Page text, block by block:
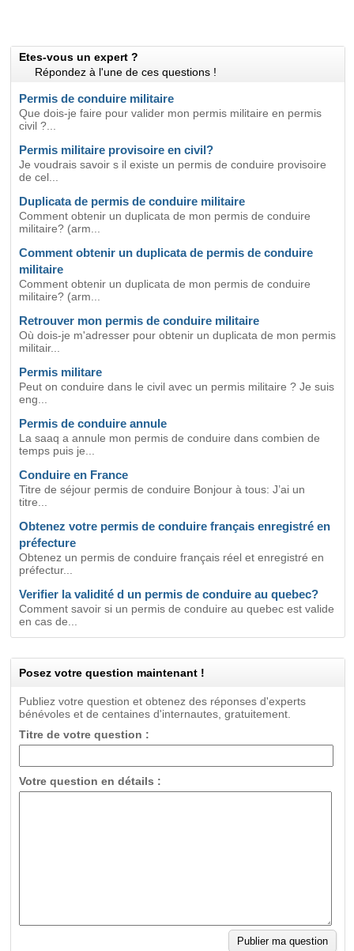
Etes-vous un expert ?
Répondez à l'une de ces questions !
Permis de conduire militaire
Que dois-je faire pour valider mon permis militaire en permis
civil ?...
Permis militaire provisoire en civil?
Je voudrais savoir s il existe un permis de conduire provisoire
de cel...
Duplicata de permis de conduire militaire
Comment obtenir un duplicata de mon permis de conduire
militaire? (arm...
Comment obtenir un duplicata de permis de conduire
militaire
Comment obtenir un duplicata de mon permis de conduire
militaire? (arm...
Retrouver mon permis de conduire militaire
Où dois-je m'adresser pour obtenir un duplicata de mon permis
militair...
Permis militare
Peut on conduire dans le civil avec un permis militaire ? Je suis
eng...
Permis de conduire annule
La saaq a annule mon permis de conduire dans combien de
temps puis je...
Conduire en France
Titre de séjour permis de conduire Bonjour à tous: J’ai un
titre...
Obtenez votre permis de conduire français enregistré en
préfecture
Obtenez un permis de conduire français réel et enregistré en
préfectur...
Verifier la validité d un permis de conduire au quebec?
Comment savoir si un permis de conduire au quebec est valide
en cas de...
Posez votre question maintenant !
Publiez votre question et obtenez des réponses d'experts
bénévoles et de centaines d'internautes, gratuitement.
Titre de votre question :
Votre question en détails :